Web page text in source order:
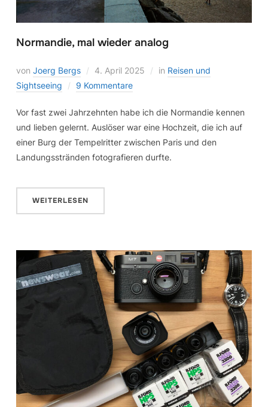
Normandie, mal wieder analog
von Joerg Bergs 4. April 2025 in Reisen und
Sightseeing
9 Kommentare
Vor fast zwei Jahrzehnten habe ich die Normandie kennen
und lieben gelernt. Auslöser war eine Hochzeit, die ich auf
einer Burg der Tempelritter zwischen Paris und den
Landungsstränden fotografieren durfte.
WEITERLESEN